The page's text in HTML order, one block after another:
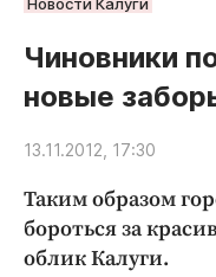
Статьи
Народные
Авто и
Криминал
Чиновники
новые
13.11.2012, 17:30
Таким образом
бороться за
облик Калуги.